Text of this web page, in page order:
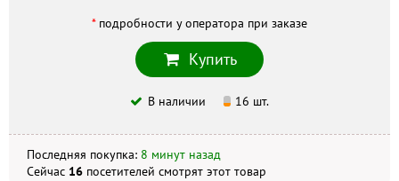
Скидка по акции действует только при оформлении
заказа на сайте.
Не является публичной офертой. Комплектация и
*подробности у оператора при заказе
Купить
В наличии 16 шт.
Последняя покупка: 8 минут назад
Сейчас 16 посетителей смотрят этот товар